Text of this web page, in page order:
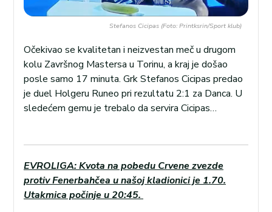
Stefanos Cicipas (Foto: Printksrin/Sport klub)
Očekivao se kvalitetan i neizvestan meč u drugom
kolu Završnog Mastersa u Torinu, a kraj je došao
posle samo 17 minuta. Grk Stefanos Cicipas predao
je duel Holgeru Runeo pri rezultatu 2:1 za Danca. U
sledećem gemu je trebalo da servira Cicipas…
EVROLIGA: Kvota na pobedu Crvene zvezde
protiv Fenerbahčea u našoj kladionici je 1.70.
Utakmica počinje u 20:45.